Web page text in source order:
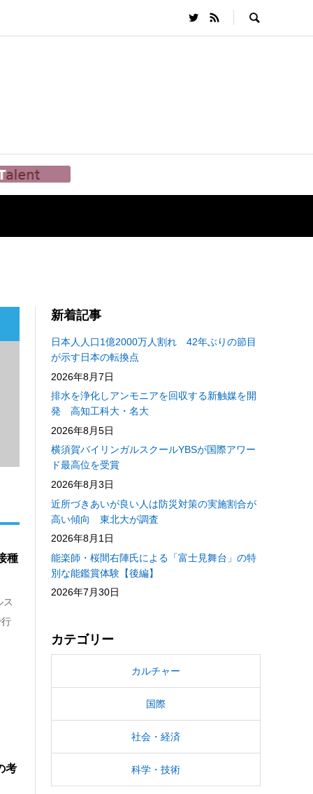
種
ス
考
新着記事
日本人人口1億2000万人割れ 42年ぶりの節目
が示す日本の転換点
2026年8月7日
排水を浄化しアンモニアを回収する新触媒を開
発 高知工科大・名大
2026年8月5日
横須賀バイリンガルスクールYBSが国際アワー
ド最高位を受賞
2026年8月3日
近所づきあいが良い人は防災対策の実施割合が
高い傾向 東北大が調査
2026年8月1日
能楽師・桜間右陣氏による「富士見舞台」の特
別な能鑑賞体験【後編】
2026年7月30日
カテゴリー
カルチャー
国際
社会・経済
科学・技術